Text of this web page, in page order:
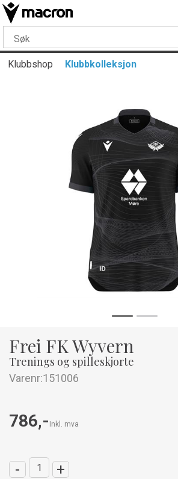
Klubbshop Klubbkolleksjon
Frei FK Wyvern
Trenings og spilleskjorte
Varenr:151006
786,- Inkl. mva
- +